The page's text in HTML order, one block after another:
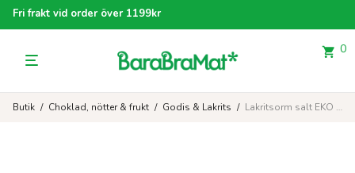
Fri frakt vid order över 1199kr
0
Butik / Choklad, nötter & frukt / Godis & Lakrits / Lakritsorm salt EKO 56 g